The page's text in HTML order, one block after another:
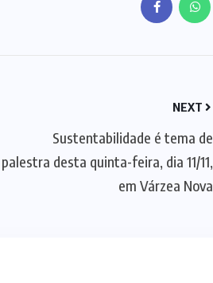
NEXT
Sustentabilidade é tema de
palestra desta quinta-feira, dia 11/11,
em Várzea Nova